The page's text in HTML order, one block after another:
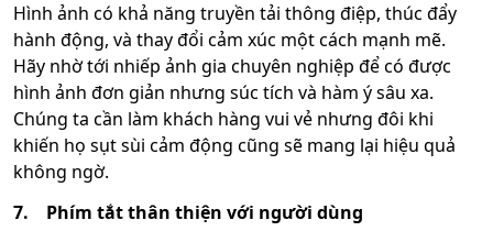
Hình ảnh có khả năng truyền tải thông điệp, thúc đẩy
hành động, và thay đổi cảm xúc một cách mạnh mẽ.
Hãy nhờ tới nhiếp ảnh gia chuyên nghiệp để có được
hình ảnh đơn giản nhưng súc tích và hàm ý sâu xa.
Chúng ta cần làm khách hàng vui vẻ nhưng đôi khi
khiến họ sụt sùi cảm động cũng sẽ mang lại hiệu quả
không ngờ.
7. Phím tắt thân thiện với người dùng